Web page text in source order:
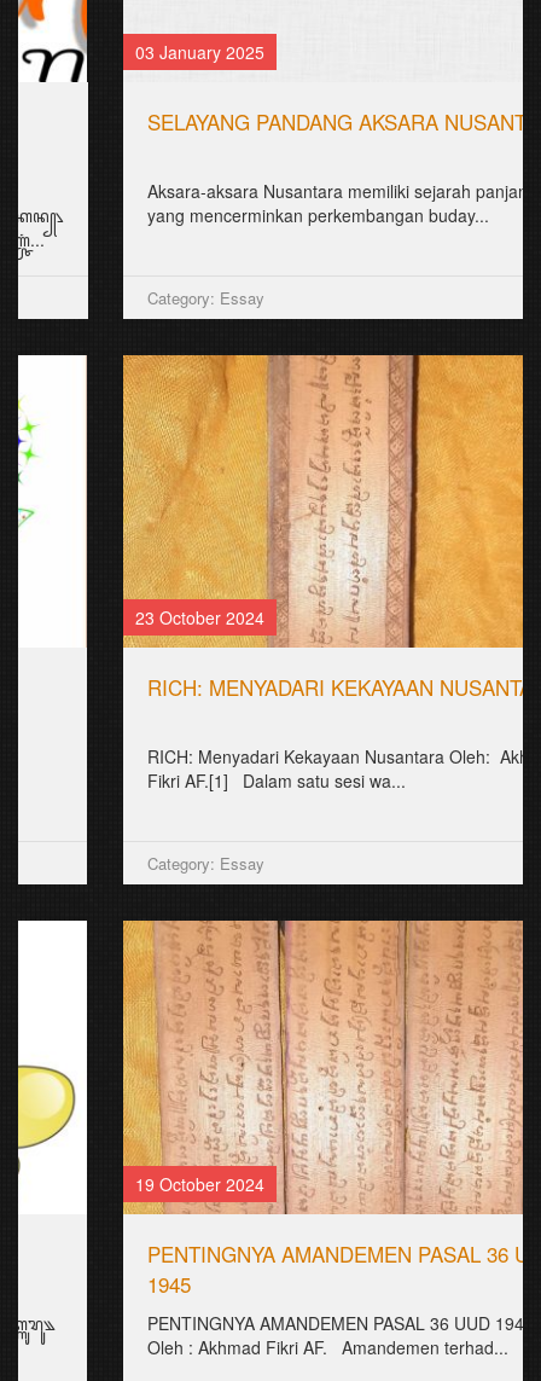
03 January 2025
SELAYANG PANDANG AKSARA NUSANTARA
Aksara-aksara Nusantara memiliki sejarah panjang
yang mencerminkan perkembangan buday...
Category: Essay
23 October 2024
RICH: MENYADARI KEKAYAAN NUSANTARA
RICH: Menyadari Kekayaan Nusantara Oleh: Akhmad
Fikri AF.[1] Dalam satu sesi wa...
Category: Essay
19 October 2024
PENTINGNYA AMANDEMEN PASAL 36 UUD
PENTINGNYA AMANDEMEN PASAL 36 UUD 1945
Oleh : Akhmad Fikri AF. Amandemen terhad...